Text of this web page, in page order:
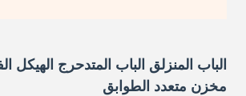
الباب المنزلق الباب المتدحرج الهيكل
مخزن متعدد الطوابق